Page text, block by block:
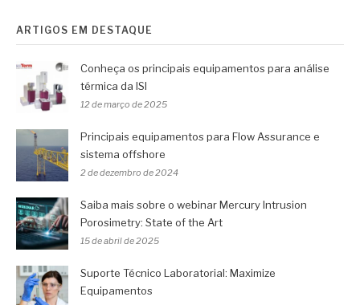
ARTIGOS EM DESTAQUE
Conheça os principais equipamentos para análise
térmica da ISI
12 de março de 2025
Principais equipamentos para Flow Assurance e
sistema offshore
2 de dezembro de 2024
Saiba mais sobre o webinar Mercury Intrusion
Porosimetry: State of the Art
15 de abril de 2025
Suporte Técnico Laboratorial: Maximize
Equipamentos